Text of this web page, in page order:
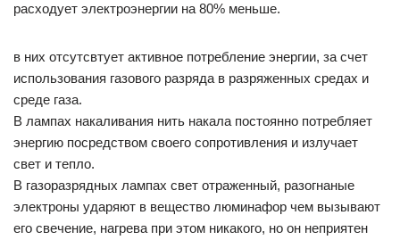
расходует электроэнергии на 80% меньше.
в них отсутсвтует активное потребление энергии, за счет
использования газового разряда в разряженных средах и
среде газа.
В лампах накаливания нить накала постоянно потребляет
энергию посредством своего сопротивления и излучает
свет и тепло.
В газоразрядных лампах свет отраженный, разогнаные
электроны ударяют в вещество люминафор чем вызывают
его свечение, нагрева при этом никакого, но он неприятен